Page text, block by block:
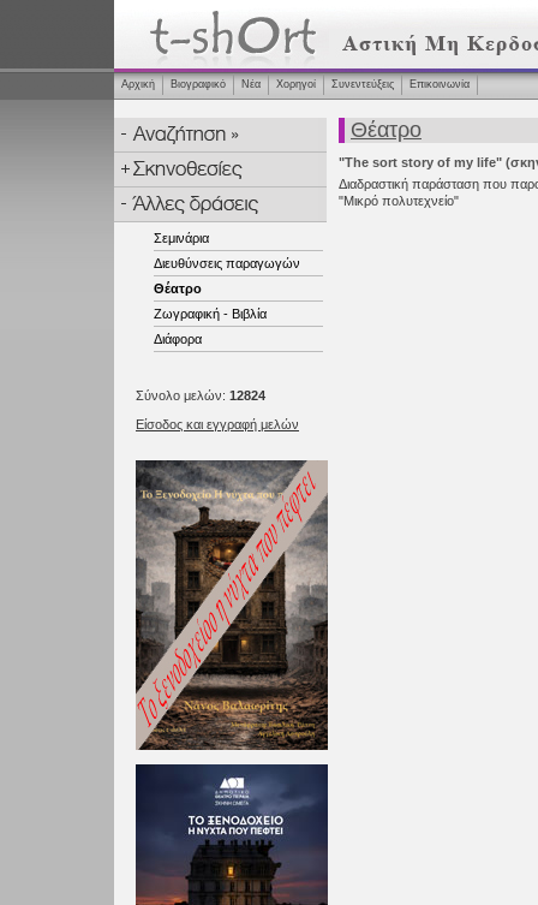
Αρχική Βιογραφικό Νέα Χορηγοί Συνεντεύξεις Επικοινωνία
Σεμινάρια
Διευθύνσεις παραγωγών
Θέατρο
Ζωγραφική - Βιβλία
Διάφορα
Σύνολο μελών: 12824
Είσοδος και εγγραφή μελών
Θέατρο
"The sort story of my life"
Διαδραστική παράσταση που
"Μικρό πολυτεχνείο"